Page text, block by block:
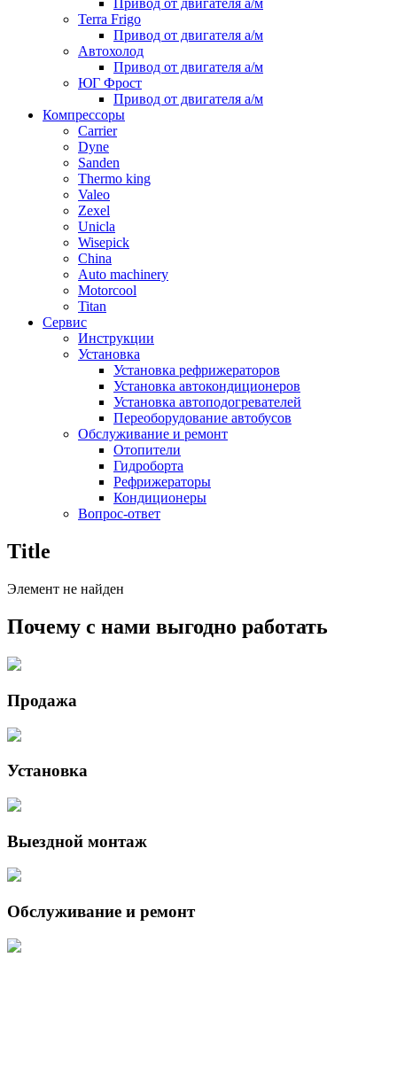
Привод от двигателя а/м
Terra Frigo
Привод от двигателя а/м
Автохолод
Привод от двигателя а/м
ЮГ Фрост
Привод от двигателя а/м
Компрессоры
Carrier
Dyne
Sanden
Thermo king
Valeo
Zexel
Unicla
Wisepick
China
Auto machinery
Motorcool
Titan
Сервис
Инструкции
Установка
Установка рефрижераторов
Установка автокондиционеров
Установка автоподогревателей
Переоборудование автобусов
Обслуживание и ремонт
Отопители
Гидроборта
Рефрижераторы
Кондиционеры
Вопрос-ответ
Title
Элемент не найден
Почему с нами выгодно работать
Продажа
Установка
Выездной монтаж
Обслуживание и ремонт